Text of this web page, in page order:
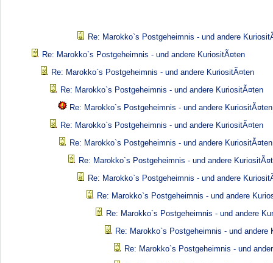
Re: Marokko`s Postgeheimnis - und andere
Re: Marokko`s Postgeheimnis - und andere KuriositÃ¤ten
Re: Marokko`s Postgeheimnis - und andere KuriositÃ¤ten
Re: Marokko`s Postgeheimnis - und andere KuriositÃ¤ten
Re: Marokko`s Postgeheimnis - und andere KuriositÃ¤ten
Re: Marokko`s Postgeheimnis - und andere KuriositÃ¤ten
Re: Marokko`s Postgeheimnis - und andere KuriositÃ¤ten
Re: Marokko`s Postgeheimnis - und andere
Re: Marokko`s Postgeheimnis - und andere
Re: Marokko`s Postgeheimnis - und andere
Re: Marokko`s Postgeheimnis - und andere
Re: Marokko`s Postgeheimnis - und andere
Re: Marokko`s Postgeheimnis - und